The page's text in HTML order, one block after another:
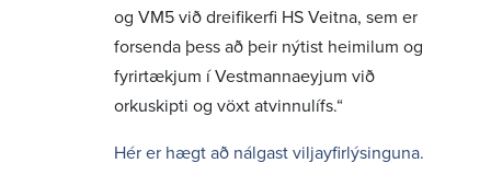
og VM5 við dreifikerfi HS Veitna, sem er
forsenda þess að þeir nýtist heimilum og
fyrirtækjum í Vestmannaeyjum við
orkuskipti og vöxt atvinnulífs.“
Hér er hægt að nálgast viljayfirlýsinguna.